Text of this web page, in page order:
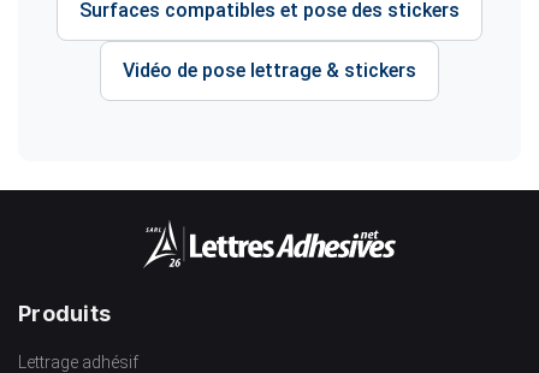
Surfaces compatibles et pose des stickers
Vidéo de pose lettrage & stickers
Produits
Lettrage adhésif